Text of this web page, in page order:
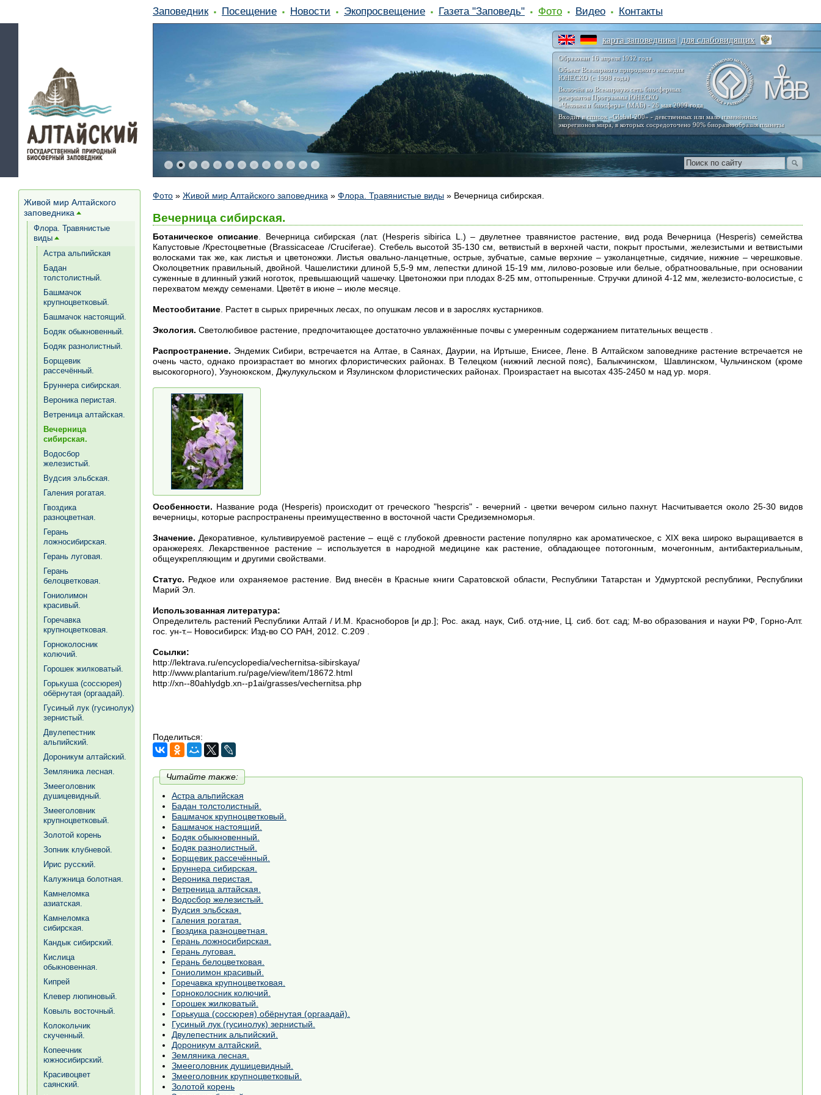
карта заповедника | для слабовидящих
Образован 16 апреля 1932 года
Объект Всемирного природного наследия
ЮНЕСКО (с 1998 года)
Включён во Всемирную сеть биосферных
резерватов Программы ЮНЕСКО
«Человек и биосфера» (МАБ) - 26 мая 2009 года
Входит в список «Global-200» - девственных или мало изменённых
экорегионов мира, в которых сосредоточено 90% биоразнообразия планеты
Заповедник Посещение Новости Экопросвещение Газета "Заповедь" Фото Видео Контакты
Фото » Живой мир Алтайского заповедника » Флора. Травянистые виды » Вечерница сибирская.
Вечерница сибирская.
Ботаническое описание . Вечерница сибирская (лат. (Hesperis sibirica L.) – двулетнее травянистое растение, вид рода Вечерница (Hesperis) семейства
Капустовые /Крестоцветные (Brassicaceae /Cruciferae). Стебель высотой 35-130 см, ветвистый в верхней части, покрыт простыми, железистыми и ветвистыми
волосками так же, как листья и цветоножки. Листья овально-ланцетные, острые, зубчатые, самые верхние – узколанцетные, сидячие, нижние – черешковые.
Околоцветник правильный, двойной. Чашелистики длиной 5,5-9 мм, лепестки длиной 15-19 мм, лилово-розовые или белые, обратноовальные, при основании
суженные в длинный узкий ноготок, превышающий чашечку. Цветоножки при плодах 8-25 мм, оттопыренные. Стручки длиной 4-12 мм, железисто-волосистые, с
перехватом между семенами. Цветёт в июне – июле месяце.
Местообитание . Растет в сырых приречных лесах, по опушкам лесов и в зарослях кустарников.
Экология. Светолюбивое растение, предпочитающее достаточно увлажнённые почвы с умеренным содержанием питательных веществ .
Распространение. Эндемик Сибири, встречается на Алтае, в Саянах, Даурии, на Иртыше, Енисее, Лене. В Алтайском заповеднике растение встречается не
очень часто, однако произрастает во многих флористических районах. В Телецком (нижний лесной пояс), Балыкчинском, Шавлинском, Чульчинском (кроме
высокогорного), Узуноюкском, Джулукульском и Язулинском флористических районах. Произрастает на высотах 435-2450 м над ур. моря.
Особенности. Название рода (Hesperis) происходит от греческого "hespcris" - вечерний - цветки вечером сильно пахнут. Насчитывается около 25-30 видов
вечерницы, которые распространены преимущественно в восточной части Средиземноморья.
Значение. Декоративное, культивируемоё растение – ещё с глубокой древности растение популярно как ароматическое, с XIX века широко выращивается в
оранжереях. Лекарственное растение – используется в народной медицине как растение, обладающее потогонным, мочегонным, антибактериальным,
общеукрепляющим и другими свойствами.
Статус. Редкое или охраняемое растение. Вид внесён в Красные книги Саратовской области, Республики Татарстан и Удмуртской республики, Республики
Марий Эл.
Использованная литература:
Определитель растений Республики Алтай / И.М. Красноборов [и др.]; Рос. акад. наук, Сиб. отд-ние, Ц. сиб. бот. сад; М-во образования и науки РФ, Горно-Алт.
гос. ун-т.– Новосибирск: Изд-во СО РАН, 2012. С.209 .
Ссылки:
http://lektrava.ru/encyclopedia/vechernitsa-sibirskaya/
http://www.plantarium.ru/page/view/item/18672.html
http://xn--80ahlydgb.xn--p1ai/grasses/vechernitsa.php
Поделиться:
Читайте также:
Астра альпийская
Бадан толстолистный.
Башмачок крупноцветковый.
Башмачок настоящий.
Бодяк обыкновенный.
Бодяк разнолистный.
Борщевик рассечённый.
Бруннера сибирская.
Вероника перистая.
Ветреница алтайская.
Водосбор железистый.
Вудсия эльбская.
Галения рогатая.
Гвоздика разноцветная.
Герань ложносибирская.
Герань луговая.
Герань белоцветковая.
Гониолимон красивый.
Горечавка крупноцветковая.
Горноколосник колючий.
Горошек жилковатый.
Горькуша (соссюрея) обёрнутая (оргаадай).
Гусиный лук (гусинолук) зернистый.
Двулепестник альпийский.
Дороникум алтайский.
Земляника лесная.
Змееголовник душицевидный.
Змееголовник крупноцветковый.
Золотой корень
Живой мир Алтайского
заповедника [+]
Флора. Травянистые
виды [+]
Астра альпийская
Бадан
толстолистный.
Башмачок
крупноцветковый.
Башмачок настоящий.
Бодяк обыкновенный.
Бодяк разнолистный.
Борщевик
рассечённый.
Бруннера сибирская.
Вероника перистая.
Ветреница алтайская.
Вечерница
сибирская.
Водосбор
железистый.
Вудсия эльбская.
Галения рогатая.
Гвоздика
разноцветная.
Герань
ложносибирская.
Герань луговая.
Герань
белоцветковая.
Гониолимон
красивый.
Горечавка
крупноцветковая.
Горноколосник
колючий.
Горошек жилковатый.
Горькуша (соссюрея)
обёрнутая (оргаадай).
Гусиный лук (гусинолук)
зернистый.
Двулепестник
альпийский.
Дороникум алтайский.
Земляника лесная.
Змееголовник
душицевидный.
Змееголовник
крупноцветковый.
Золотой корень
Зопник клубневой.
Ирис русский.
Калужница болотная.
Камнеломка
азиатская.
Камнеломка
сибирская.
Кандык сибирский.
Кислица
обыкновенная.
Кипрей
Клевер люпиновый.
Ковыль восточный.
Колокольчик
скученный.
Копеечник
южносибирский.
Красивоцвет
саянский.